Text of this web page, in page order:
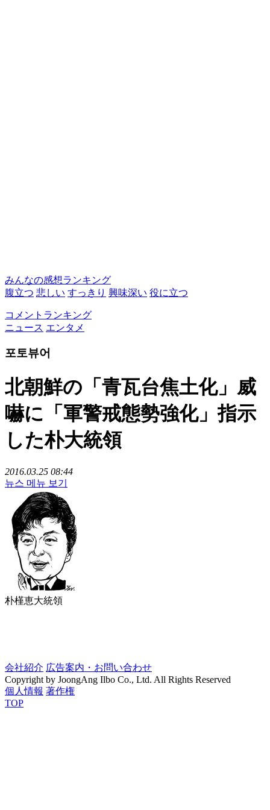
みんなの感想ランキング
腹立つ 悲しい すっきり 興味深い 役に立つ
コメントランキング
ニュース エンタメ
포토뷰어
北朝鮮の「青瓦台焦土化」威
嚇に「軍警戒態勢強化」指示
した朴大統領
2016.03.25 08:44
뉴스 메뉴 보기
朴槿恵大統領
会社紹介 広告案内・お問い合わせ
Copyright by JoongAng Ilbo Co., Ltd. All Rights Reserved
個人情報 著作権
TOP